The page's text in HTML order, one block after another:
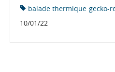
balade thermique gecko-
10/01/22